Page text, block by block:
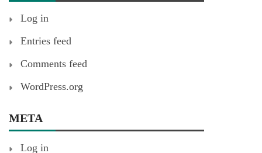
Log in
Entries feed
Comments feed
WordPress.org
META
Log in